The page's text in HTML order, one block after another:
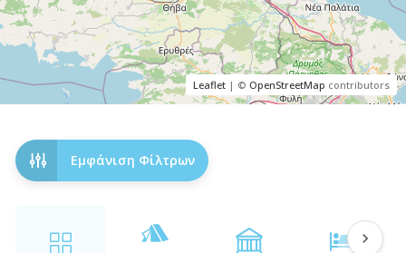
Εμφάνιση Φίλτρων
Leaflet | © OpenStreetMap contributors